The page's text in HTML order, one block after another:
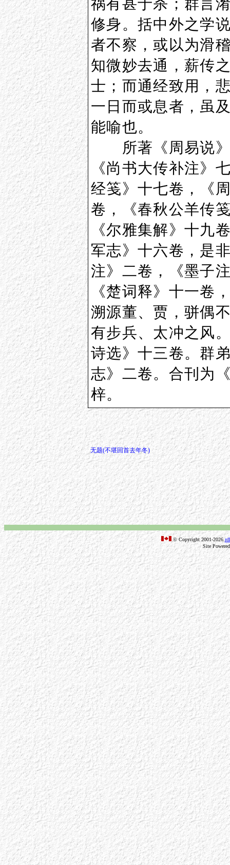
祸有甚于杀；群言
修身。括中外之学
者不察，或以为滑
知微妙去通，薪传
士；而通经致用，
一日而或息者，虽
能喻也。
所著《周易说》
《尚书大传补注》
经笺》十七卷，《
卷，《春秋公羊传
《尔雅集解》十九
军志》十六卷，是
注》二卷，《墨子
《楚词释》十一卷
溯源董、贾，骈偶
有步兵、太冲之风
诗选》十三卷。群
志》二卷。合刊为
梓。
无题(不堪回首去年冬)
© Copyright 2001-2026
Site